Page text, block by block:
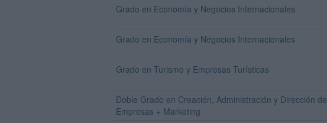
Grado en Economía y Negocios Internacionales
Grado en Economía y Negocios Internacionales
Grado en Turismo y Empresas Turísticas
Doble Grado en Creación, Administración y Dirección de
Empresas + Marketing